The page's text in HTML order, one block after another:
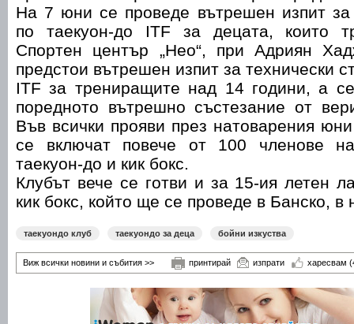
На 7 юни се проведе вътрешен изпит за
по таекуон-до ITF за децата, които
Спортен център „Нео“, при Адриян
предстои вътрешен изпит за технически
ITF за трениращите над 14 години, а
поредното вътрешно състезание от
Във всички прояви през натоварения
се включат повече от 100 членове
таекуон-до и кик бокс.
Клубът вече се готви и за 15-ия летен
кик бокс, който ще се проведе в Банско, в
таекуондо клуб таекуондо за деца бойни изкуства
Виж всички новини и събития >> принтирай изпрати харесвам